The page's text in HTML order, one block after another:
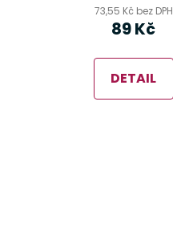
73,55 Kč bez DPH
89 Kč
DETAIL